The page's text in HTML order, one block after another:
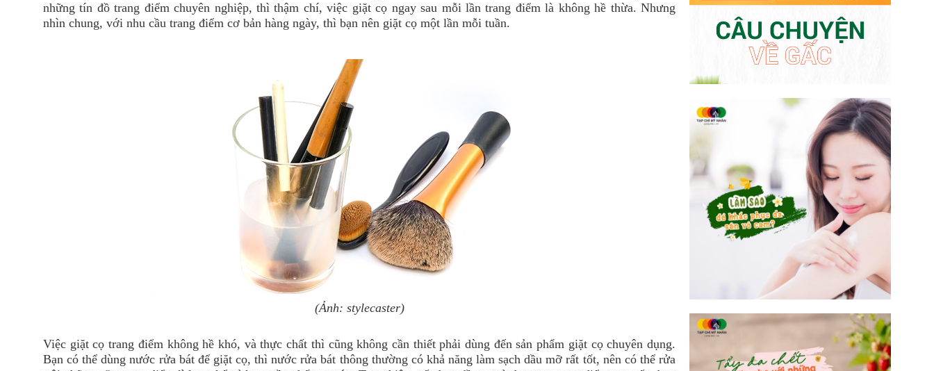
những tín đồ trang điểm chuyên nghiệp, thì thậm chí, việc giặt cọ ngay sau mỗi lần trang điểm là không hề thừa. Nhưng
nhìn chung, với nhu cầu trang điểm cơ bản hàng ngày, thì bạn nên giặt cọ một lần mỗi tuần.
(Ảnh: stylecaster)
Việc giặt cọ trang điểm không hề khó, và thực chất thì cũng không cần thiết phải dùng đến sản phẩm giặt cọ chuyên dụng.
Bạn có thể dùng nước rửa bát để giặt cọ, thì nước rửa bát thông thường có khả năng làm sạch dầu mỡ rất tốt, nên có thể rửa